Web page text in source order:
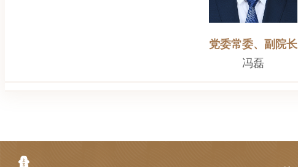
党委常委、副院长
冯磊